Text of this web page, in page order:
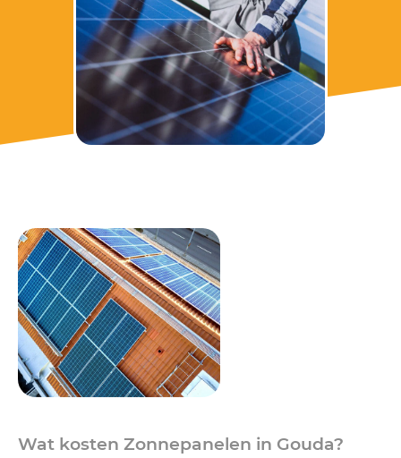
Wat kosten Zonnepanelen in Gouda?